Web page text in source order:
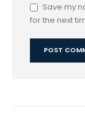
Save my
for the next